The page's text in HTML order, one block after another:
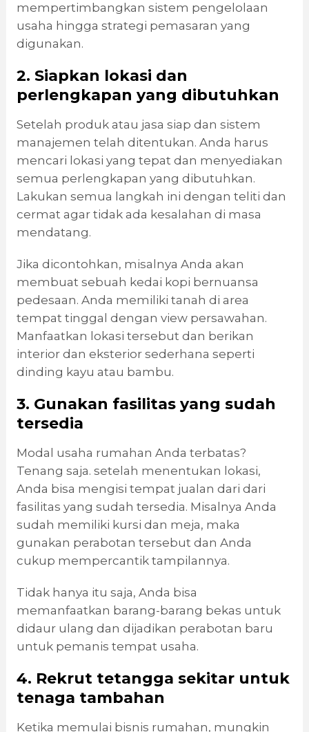
mempertimbangkan sistem pengelolaan
usaha hingga strategi pemasaran yang
digunakan.
2. Siapkan lokasi dan
perlengkapan yang dibutuhkan
Setelah produk atau jasa siap dan sistem
manajemen telah ditentukan. Anda harus
mencari lokasi yang tepat dan menyediakan
semua perlengkapan yang dibutuhkan.
Lakukan semua langkah ini dengan teliti dan
cermat agar tidak ada kesalahan di masa
mendatang.
Jika dicontohkan, misalnya Anda akan
membuat sebuah kedai kopi bernuansa
pedesaan. Anda memiliki tanah di area
tempat tinggal dengan view persawahan.
Manfaatkan lokasi tersebut dan berikan
interior dan eksterior sederhana seperti
dinding kayu atau bambu.
3. Gunakan fasilitas yang sudah
tersedia
Modal usaha rumahan Anda terbatas?
Tenang saja. setelah menentukan lokasi,
Anda bisa mengisi tempat jualan dari dari
fasilitas yang sudah tersedia. Misalnya Anda
sudah memiliki kursi dan meja, maka
gunakan perabotan tersebut dan Anda
cukup mempercantik tampilannya.
Tidak hanya itu saja, Anda bisa
memanfaatkan barang-barang bekas untuk
didaur ulang dan dijadikan perabotan baru
untuk pemanis tempat usaha.
4. Rekrut tetangga sekitar untuk
tenaga tambahan
Ketika memulai bisnis rumahan, mungkin